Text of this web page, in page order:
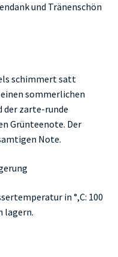
und Tränenschön
schimmert satt
sommerlichen
zarte-runde
Grünteenote. Der
Note.
in °,C: 100
lagern.